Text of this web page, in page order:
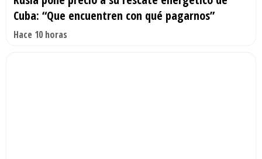
Cuba: “Que encuentren con qué pagarnos”
Hace 10 horas